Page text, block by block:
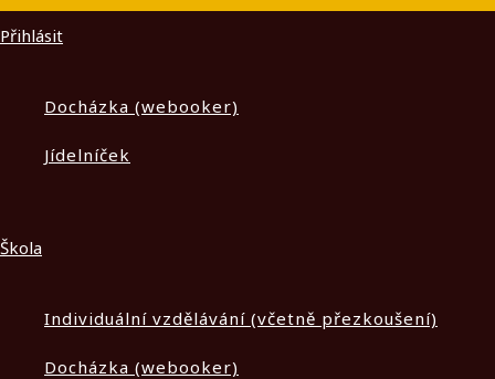
Přihlásit
Docházka (webooker)
Jídelníček
Škola
Individuální vzdělávání (včetně přezkoušení)
Docházka (webooker)